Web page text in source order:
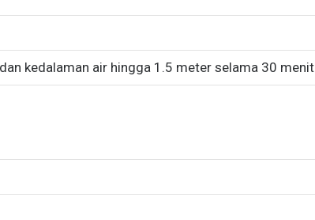
kedalaman air hingga 1.5 meter selama 30 menit